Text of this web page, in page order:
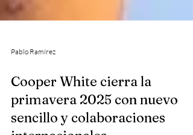
Pablo Ramírez
Cooper White cierra la
primavera 2025 con nuevo